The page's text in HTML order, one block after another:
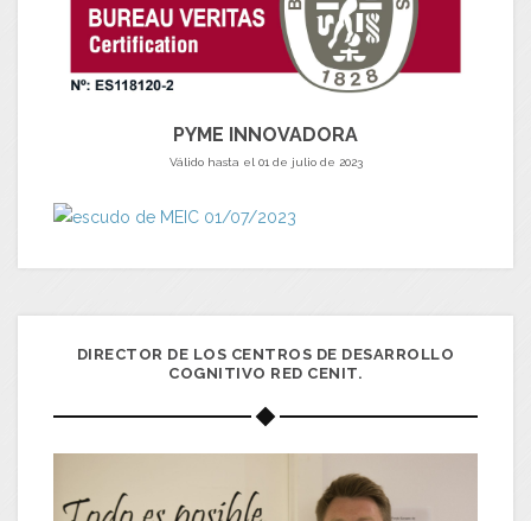
PYME INNOVADORA
Válido hasta el 01 de julio de 2023
DIRECTOR DE LOS CENTROS DE DESARROLLO
COGNITIVO RED CENIT.